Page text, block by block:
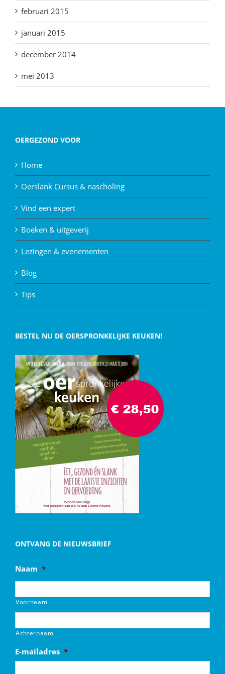
februari 2015
januari 2015
december 2014
mei 2013
OERGEZOND VOOR
Home
Oerslank Cursus & nascholing
Vind een expert
Boeken & uitgeverij
Lezingen & evenementen
Blog
Tips
BESTEL NU DE OERSPRONKELIJKE KEUKEN!
ONTVANG DE NIEUWSBRIEF
Naam *
Voornaam
Achternaam
E-mailadres *